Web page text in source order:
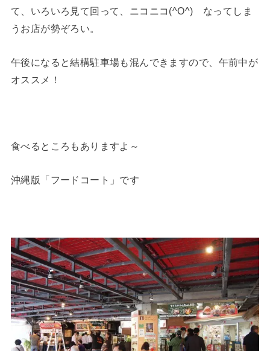
て、いろいろ見て回って、ニコニコ(^O^) なってしま
うお店が勢ぞろい。
午後になると結構駐車場も混んできますので、午前中が
オススメ！
食べるところもありますよ～
沖縄版「フードコート」です